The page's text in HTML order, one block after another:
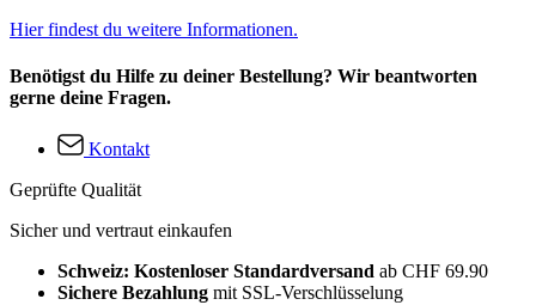
Hier findest du weitere Informationen.
Benötigst du Hilfe zu deiner Bestellung? Wir beantworten
gerne deine Fragen.
Kontakt
Geprüfte Qualität
Sicher und vertraut einkaufen
Schweiz: Kostenloser Standardversand ab CHF 69.90
Sichere Bezahlung mit SSL-Verschlüsselung